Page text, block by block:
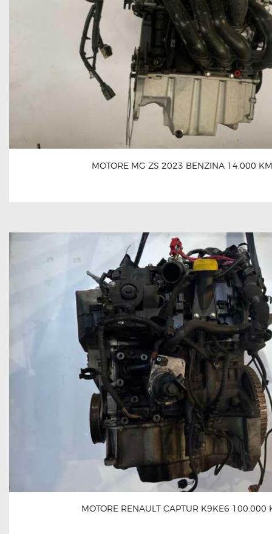
MOTORE MG ZS 2023 BENZINA 14.000 KM
MOTORE RENAULT CAPTUR K9KE6 100.000